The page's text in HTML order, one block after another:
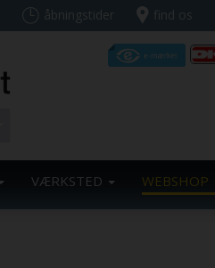
åbningstider find os
VÆRKSTED WEBSHOP